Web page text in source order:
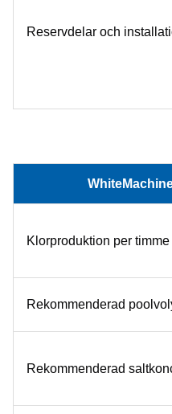
Reservdelar och
Klorproduktion per timme
Rekommenderad
Rekommenderad